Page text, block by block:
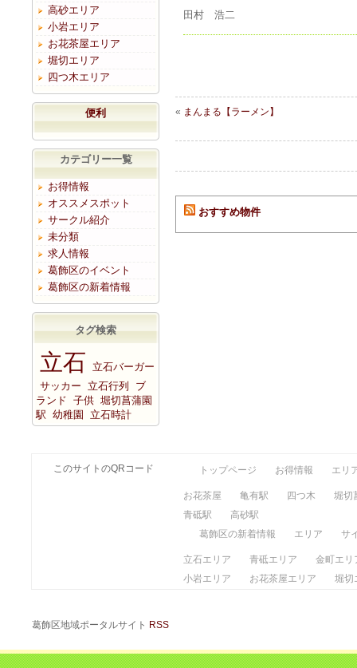
高砂エリア
小岩エリア
お花茶屋エリア
堀切エリア
四つ木エリア
便利
カテゴリー一覧
お得情報
オススメスポット
サークル紹介
未分類
求人情報
葛飾区のイベント
葛飾区の新着情報
タグ検索
立石
立石バーガー
サッカー
立石行列
ブ
ランド 子供 堀切菖蒲園
駅 幼稚園 立石時計
田村 浩二
« まんまる【ラーメン】
おすすめ物件
このサイトのQRコード トップページ お得情報 エリ
お花茶屋 亀有駅 四つ木
堀切
青砥駅
高砂駅
葛飾区の新着情報
エリア
立石エリア 青砥エリア
金町エリ
小岩エリア
お花茶屋エリア 堀切
サ
葛飾区地域ポータルサイト RSS